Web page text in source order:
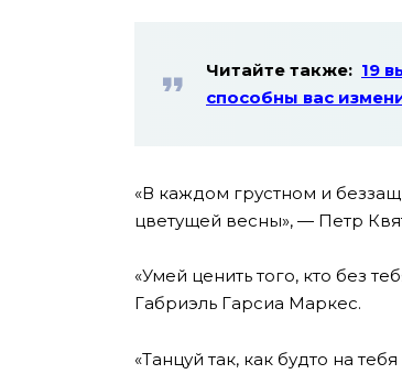
Читайте также: 19
способны вас
«В каждом грустном и
цветущей весны», — Петр
«Умей ценить того, кто без
Габриэль Гарсиа Маркес.
«Танцуй так, как будто на